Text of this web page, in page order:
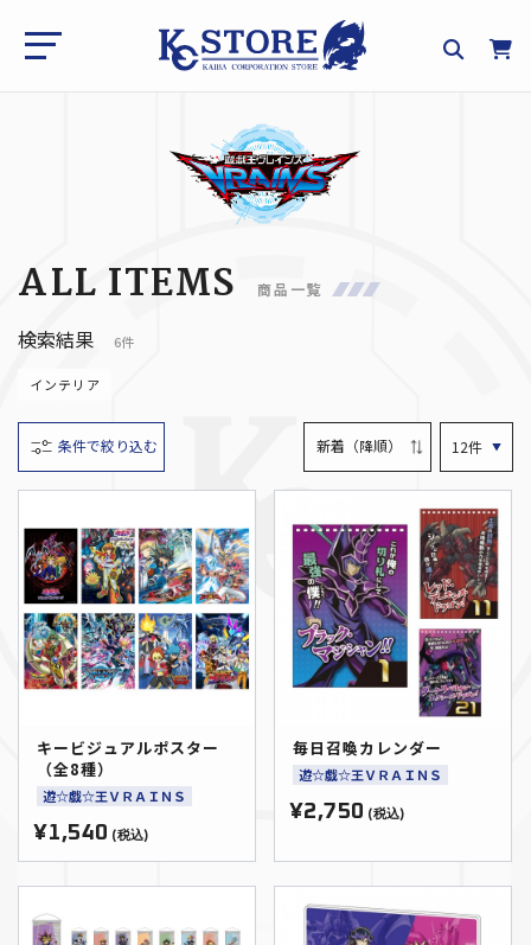
ALL ITEMS 商品一覧
検索結果 6件
インテリア
条件で絞り込む
キービジュアルポスター
（全8種）
遊☆戯☆王ＶＲＡＩＮＳ
¥1,540 (税込)
毎日召喚カレンダー
遊☆戯☆王ＶＲＡＩＮＳ
¥2,750 (税込)